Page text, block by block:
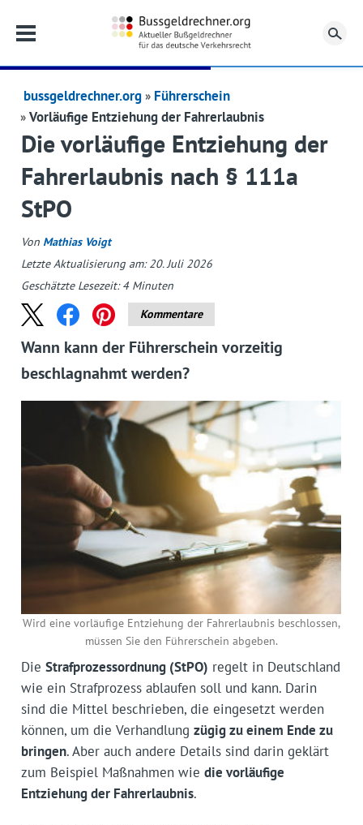
bussgeldrechner.org
Führerschein
Vorläufige Entziehung der Fahrerlaubnis
Die vorläufige Entziehung der
Fahrerlaubnis nach § 111a
StPO
Von Mathias Voigt
Letzte Aktualisierung am: 20. Juli 2026
Geschätzte Lesezeit:4 Minuten
Kommentare
Wann kann der Führerschein vorzeitig
beschlagnahmt werden?
Wird eine vorläufige Entziehung der Fahrerlaubnis beschlossen,
müssen Sie den Führerschein abgeben.
Die Strafprozessordnung (StPO) regelt in Deutschland
wie ein Strafprozess ablaufen soll und kann. Darin
sind die Mittel beschrieben, die eingesetzt werden
können, um die Verhandlung zügig zu einem Ende zu
bringen. Aber auch andere Details sind darin geklärt
zum Beispiel Maßnahmen wie die vorläufige
Entziehung der Fahrerlaubnis.